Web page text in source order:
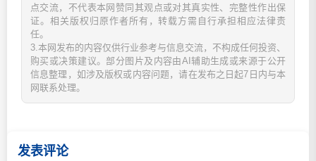
点交流，不代表本网赞同其观点或对其真实性、完整性作出保
证。相关版权归原作者所有，转载方需自行承担相应法律责
任。
3.本网发布的内容仅供行业参考与信息交流，不构成任何投资、
购买或决策建议。部分图片及内容由AI辅助生成或来源于公开
信息整理，如涉及版权或内容问题，请在发布之日起7日内与本
网联系处理。
发表评论